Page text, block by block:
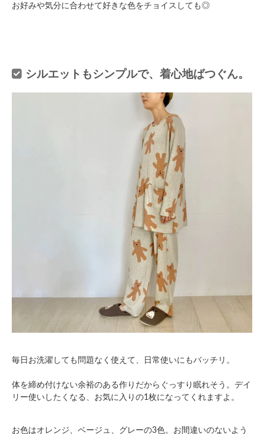
お好みや気分に合わせて好きな色をチョイスしても◎
シルエットもシンプルで、着心地ばつぐん。
毎日お洗濯しても問題なく使えて、日常使いにもバッチリ。
体を締め付けない余裕のある作りだからぐっすり眠れそう。デイ
リー使いしたくなる、お気に入りの1枚になってくれますよ。
お色はオレンジ、ベージュ、グレーの3色。お間違いのないよう